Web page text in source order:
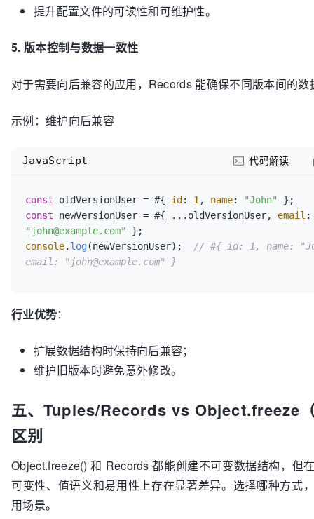
提升配置文件的可读性和可维护性。
5. 版本控制与数据一致性
对于需要向后兼容的应用，Records 能确保不同版本间的数
示例：维护向后兼容
const oldVersionUser = #{ id : 1 , name: "John"
const newVersionUser = #{ ...oldVersionUser, email
"john@example.com"
console. log (newVersionUser);
// #{ id: 1, name:
email: "john@example.com" }
JavaScript 代码解读
行业优势：
扩展数据结构时保持向后兼容；
维护旧版本时避免意外修改。
五、Tuples/Records vs Object.freeze
区别
Object.freeze() 和 Records 都能创建不可变数据结构，但
可变性、值语义和易用性上存在显著差异。选择哪种方式
用场景。